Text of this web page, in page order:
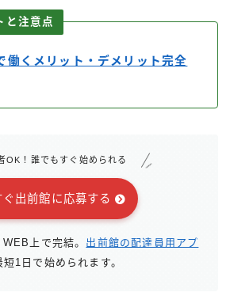
と注意点
働くメリット・デメリット完全
OK！誰でもすぐ始められる
ぐ出前館に応募する
上で完結。 出前館の配達員用アプ
1日で始められます。